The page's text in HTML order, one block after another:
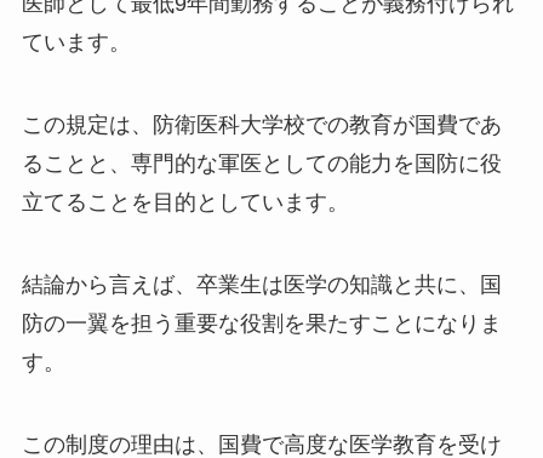
ています。
この規定は、防衛医科大学校での教育が国費であ
ることと、専門的な軍医としての能力を国防に役
立てることを目的としています。
結論から言えば、卒業生は医学の知識と共に、国
防の一翼を担う重要な役割を果たすことになりま
す。
この制度の理由は、国費で高度な医学教育を受け